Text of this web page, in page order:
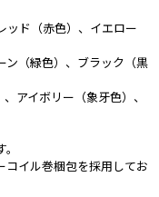
ッド（赤色）、イエロー
ン（緑色）、ブラック（黒
アイボリー（象牙色）、
コイル巻梱包を採用してお